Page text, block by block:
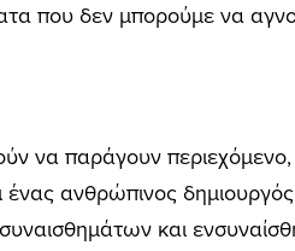
που δεν μπορούμε να
να παράγουν
ανθρώπινος
και